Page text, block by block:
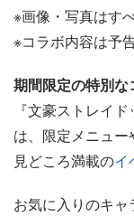
※画像・写真はす
※コラボ内容は予
期間限定の特別な
『文豪ストレイ
は、限定メニュ
見どころ満載のイ
お気に入りのキ